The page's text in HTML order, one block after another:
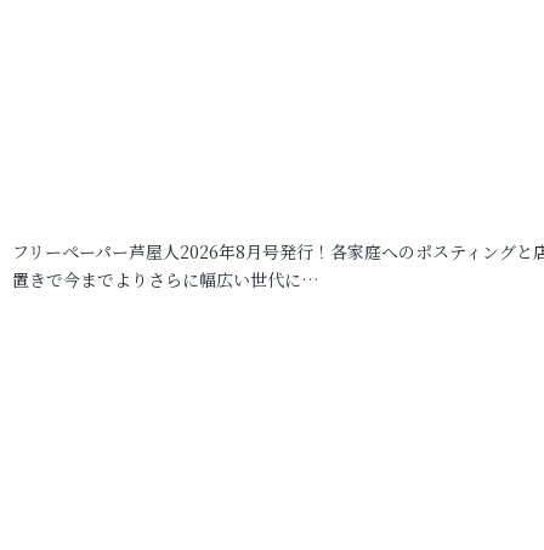
フリーペーパー芦屋人2026年8月号発行！各家庭へのポスティングと
置きで今までよりさらに幅広い世代に…